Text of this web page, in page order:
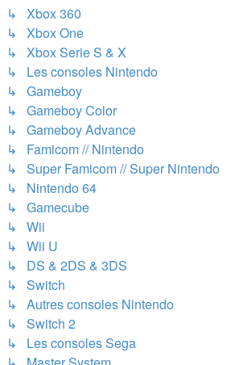
↳ Xbox 360
↳ Xbox One
↳ Xbox Serie S & X
↳ Les consoles Nintendo
↳ Gameboy
↳ Gameboy Color
↳ Gameboy Advance
↳ Famicom // Nintendo
↳ Super Famicom // Super Nintendo
↳ Nintendo 64
↳ Gamecube
↳ Wii
↳ Wii U
↳ DS & 2DS & 3DS
↳ Switch
↳ Autres consoles Nintendo
↳ Switch 2
↳ Les consoles Sega